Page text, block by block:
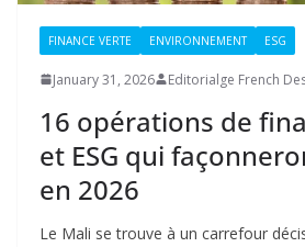
FINANCE VERTE ENVIRONNEMENT ESG
January 31, 2026 Editorialge French
16 opérations de
et ESG qui
en 2026
Le Mali se trouve à un carrefour